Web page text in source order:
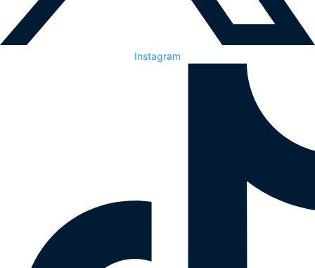
Instagram